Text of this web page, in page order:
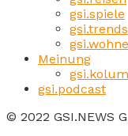
gsi.spiele
gsi.trends
Meinung
gsi.podcast
© 2022 GSI.NEWS